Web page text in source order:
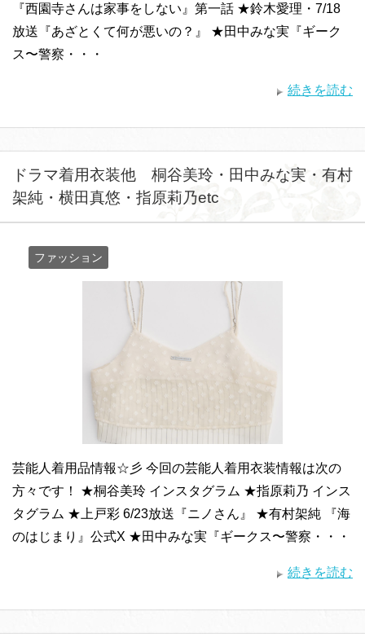
『西園寺さんは家事をしない』第一話 ★鈴木愛理・7/18
放送『あざとくて何が悪いの？』 ★田中みな実『ギーク
ス〜警察・・・
続きを読む
ドラマ着用衣装他 桐谷美玲・田中みな実・有村
架純・横田真悠・指原莉乃etc
ファッション
芸能人着用品情報☆彡 今回の芸能人着用衣装情報は次の
方々です！ ★桐谷美玲 インスタグラム ★指原莉乃 インス
タグラム ★上戸彩 6/23放送『ニノさん』 ★有村架純 『海
のはじまり』公式X ★田中みな実『ギークス〜警察・・・
続きを読む